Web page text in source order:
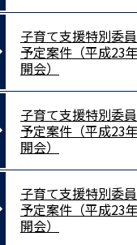
子育て支援特別委
予定案件（平成23
開会）
子育て支援特別委
予定案件（平成23
開会）
子育て支援特別委
予定案件（平成23
開会）